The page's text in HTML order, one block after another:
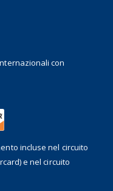
con
incluse nel circuito
e nel circuito